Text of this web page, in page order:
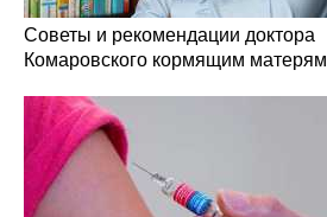
Советы и рекомендации доктора
Комаровского кормящим матерям